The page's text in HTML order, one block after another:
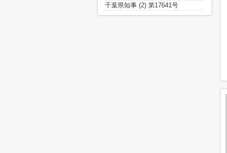
千葉県知事 (2) 第17641号